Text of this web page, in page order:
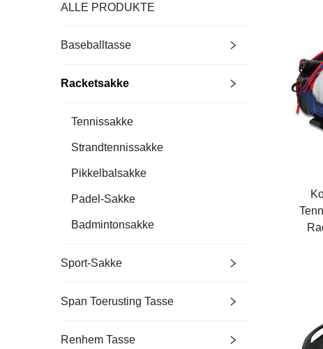
ALLE PRODUKTE
Baseballtasse
Racketsakke
Tennissakke
Strandtennissakke
Pikkelbalsakke
Padel-Sakke
Badmintonsakke
Sport-Sakke
Span Toerusting Tasse
Renhem Tasse